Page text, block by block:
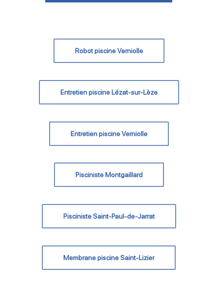
Robot piscine Verniolle
Entretien piscine Lézat-sur-Lèze
Entretien piscine Verniolle
Pisciniste Montgaillard
Pisciniste Saint-Paul-de-Jarrat
Membrane piscine Saint-Lizier